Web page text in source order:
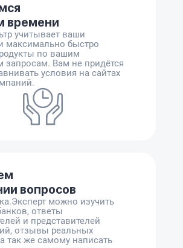
времени
учитывает ваши
максимально быстро
по вашим
запросам. Вам не придётся
условия на сайтах
вопросов
можно изучить
ответы
и представителей
отзывы реальных
так же самому написать